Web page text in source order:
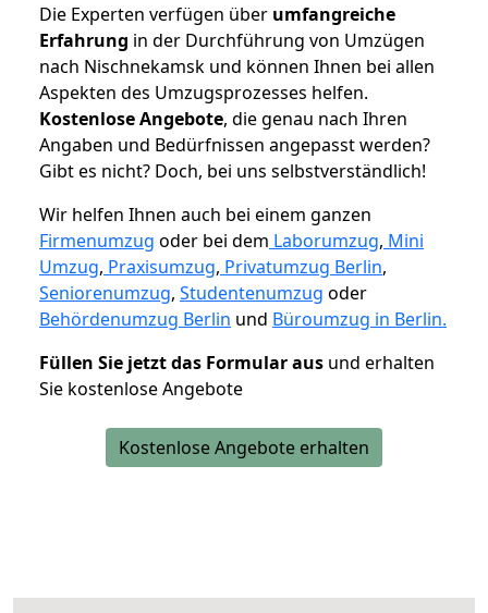
Die Experten verfügen über umfangreiche
Erfahrung in der Durchführung von Umzügen
nach Nischnekamsk und können Ihnen bei allen
Aspekten des Umzugsprozesses helfen.
Kostenlose Angebote, die genau nach Ihren
Angaben und Bedürfnissen angepasst werden?
Gibt es nicht? Doch, bei uns selbstverständlich!
Wir helfen Ihnen auch bei einem ganzen
Firmenumzug oder bei dem Laborumzug, Mini
Umzug, Praxisumzug, Privatumzug Berlin,
Seniorenumzug, Studentenumzug oder
Behördenumzug Berlin und Büroumzug in Berlin.
Füllen Sie jetzt das Formular aus und erhalten
Sie kostenlose Angebote
Kostenlose Angebote erhalten